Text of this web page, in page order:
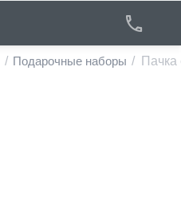
/ Подарочные наборы /